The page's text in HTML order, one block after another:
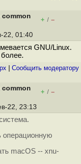
+ / –
22, 01:40
GNU/Linux.
Cообщить модератору
+ / –
22, 23:13
операционную
macOS -- xnu-